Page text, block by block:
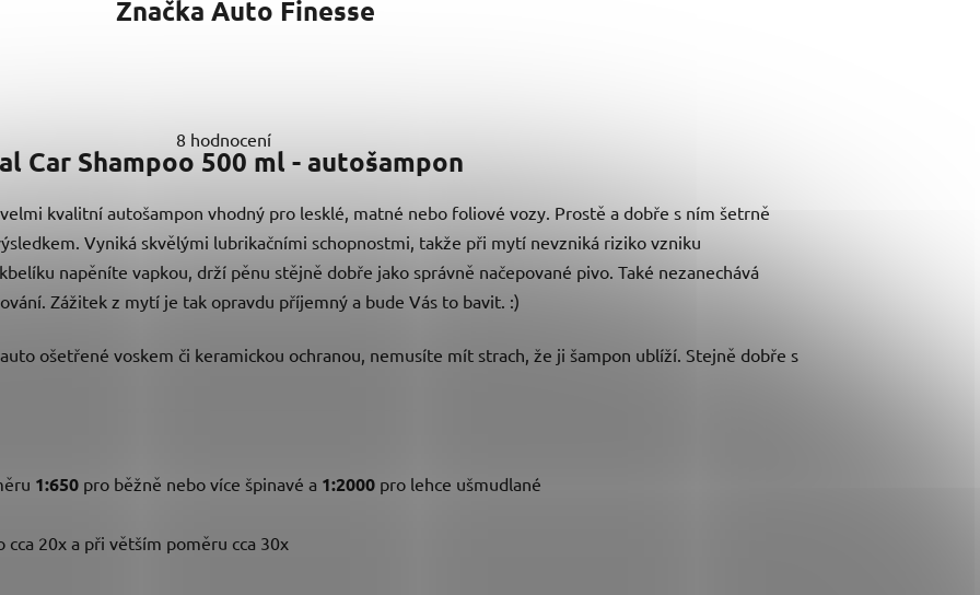
Značka Auto Finesse
8 hodnocení
Car Shampoo 500 ml - autošampon
kvalitní autošampon vhodný pro lesklé, matné nebo foliové vozy. Prostě a dobře s ním šetrně
Vyniká skvělými lubrikačními schopnostmi, takže při mytí nevzniká riziko vzniku
napěníte vapkou, drží pěnu stějně dobře jako správně načepované pivo. Také nezanechává
Zážitek z mytí je tak opravdu příjemný a bude Vás to bavit. :)
ošetřené voskem či keramickou ochranou, nemusíte mít strach, že ji šampon ublíží. Stejně dobře s
1:650 pro běžně nebo více špinavé a 1:2000 pro lehce ušmudlané
20x a při větším poměru cca 30x